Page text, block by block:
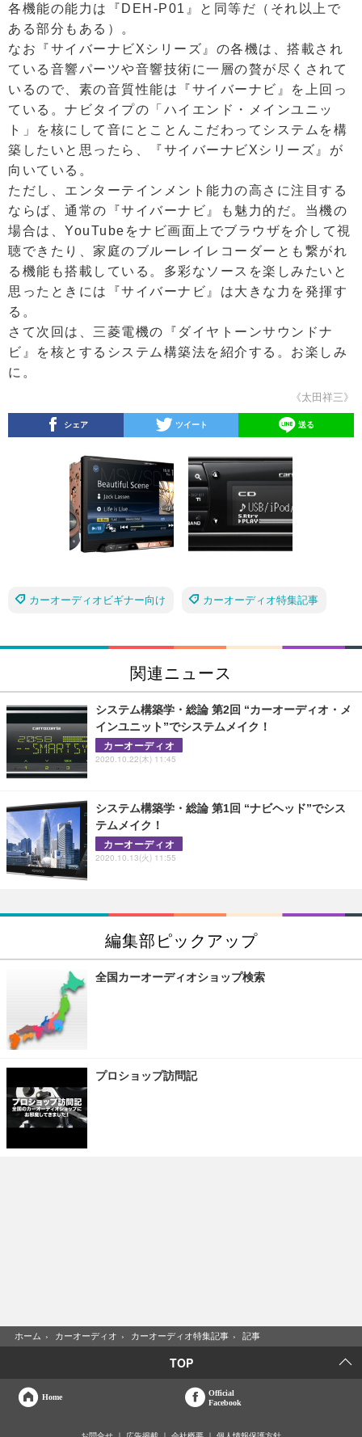
各機能の能力は『DEH-P01』と同等だ（それ以上で
ある部分もある）。
なお『サイバーナビXシリーズ』の各機は、搭載され
ている音響パーツや音響技術に一層の贅が尽くされて
いるので、素の音質性能は『サイバーナビ』を上回っ
ている。ナビタイプの「ハイエンド・メインユニッ
ト」を核にして音にとことんこだわってシステムを構
築したいと思ったら、『サイバーナビXシリーズ』が
向いている。
ただし、エンターテインメント能力の高さに注目する
ならば、通常の『サイバーナビ』も魅力的だ。当機の
場合は、YouTubeをナビ画面上でブラウザを介して視
聴できたり、家庭のブルーレイレコーダーとも繋がれ
る機能も搭載している。多彩なソースを楽しみたいと
思ったときには『サイバーナビ』は大きな力を発揮す
る。
さて次回は、三菱電機の『ダイヤトーンサウンドナ
ビ』を核とするシステム構築法を紹介する。お楽しみ
に。
《太田祥三》
シェア ツイート 送る
カーオーディオビギナー向け カーオーディオ特集記事
関連ニュース
システム構築学・総論 第2回 “カーオーディオ・メ
インユニット”でシステムメイク！
カーオーディオ
2020.10.22(木) 11:45
システム構築学・総論 第1回 “ナビヘッド”でシス
テムメイク！
カーオーディオ
2020.10.13(火) 11:55
編集部ピックアップ
全国カーオーディオショップ検索
プロショップ訪問記
ホーム › カーオーディオ › カーオーディオ特集記事 › 記事
TOP
Home
Official
Facebook